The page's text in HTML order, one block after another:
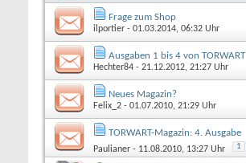
Frage zum Shop
ilportier - 01.03.2014, 06:32 Uhr
Ausgaben 1 bis 4 von TORWART
Hechter84 - 21.12.2012, 21:27 Uhr
Neues Magazin?
Felix_2 - 01.07.2010, 21:29 Uhr
TORWART-Magazin: 4. Ausgabe
Paulianer - 11.08.2010, 13:27 Uhr 1